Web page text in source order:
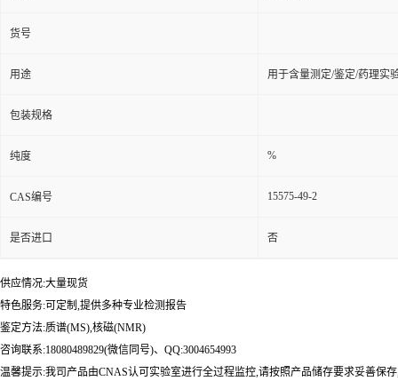
货号
用途 用于含量测定/鉴定/药理实
包装规格
纯度 %
CAS编号 15575-49-2
是否进口 否
供应情况:大量现货
特色服务:可定制,提供多种专业检测报告
鉴定方法:质谱(MS),核磁(NMR)
咨询联系:18080489829(微信同号)、QQ:3004654993
温馨提示:我司产品由CNAS认可实验室进行全过程监控,请按照产品储存要求妥善保